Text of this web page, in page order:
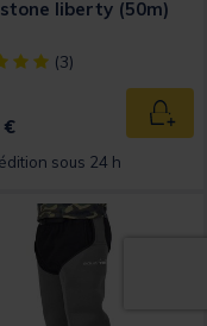
liberty (50m)
Object] out of 5
(3)
€
sous 24 h